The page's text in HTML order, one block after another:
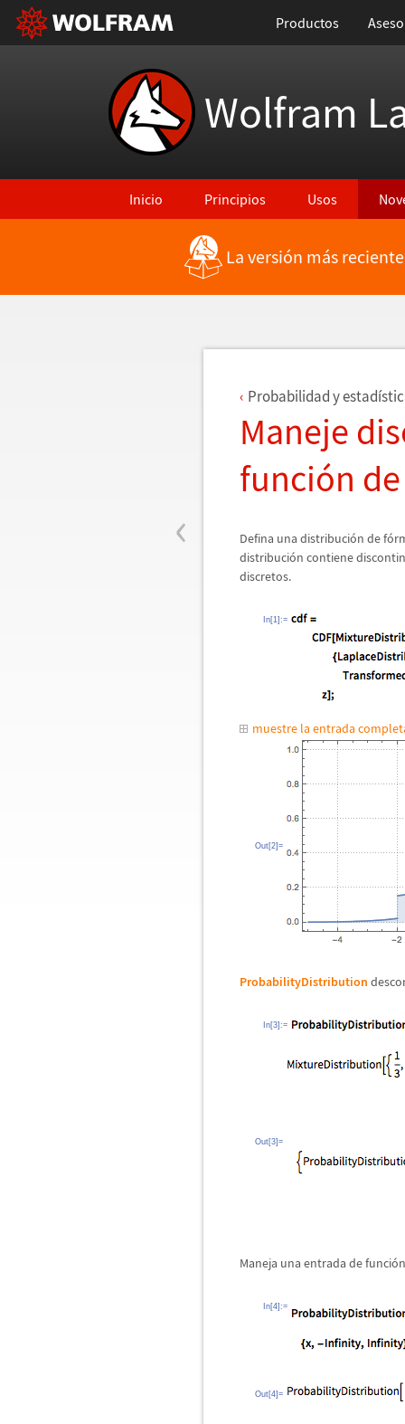
Productos
Wolfram
Inicio Principios Usos
Regresar a Características más recientes
La versión más
‹
Probabilidad y estadí
Maneje
función
Defina una distribución de fó
distribución contiene
discretos.
In[1]:=
muestre la entrada
Out[2]=
ProbabilityDistribution
In[3]:=
Out[3]=
Maneja una entrada de funció
In[4]:=
Out[4]=